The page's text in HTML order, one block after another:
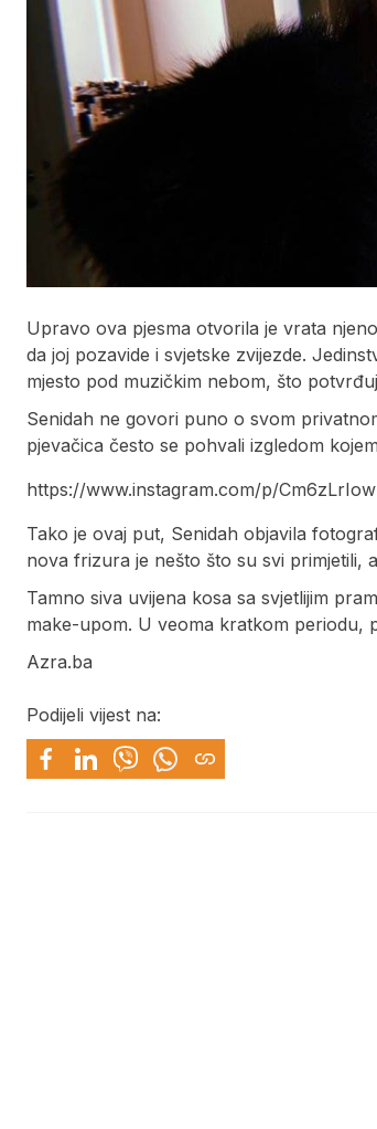
Upravo ova pjesma otvorila je vrata
da joj pozavide i svjetske zvijezde.
mjesto pod muzičkim nebom, što
Senidah ne govori puno o svom
pjevačica često se pohvali izgledom
https://www.instagram.com/p/
Tako je ovaj put, Senidah objavila
nova frizura je nešto što su svi primjetili,
Tamno siva uvijena kosa sa svjetlijim
make-upom. U veoma kratkom periodu,
Azra.ba
Podijeli vijest na: